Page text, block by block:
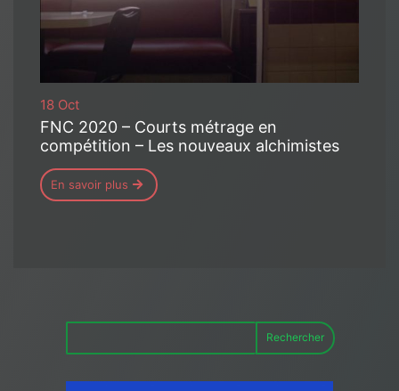
18 Oct
FNC 2020 – Courts métrage en
compétition – Les nouveaux alchimistes
En savoir plus
Rechercher